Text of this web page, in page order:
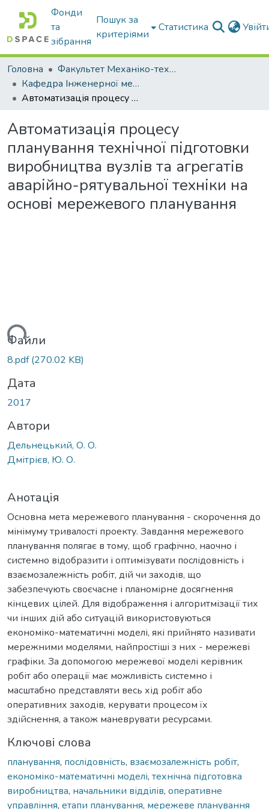
Фонди
та
зібрання
Пошук за
критеріями
Статистика
Головна
Факультет Механіко-технологічний
Кафедра Інженерної механіки та комп'ютерного проектування
Автоматизація процесу планування технічної підготовки виробництва вузлів та агрегатів аварійно-рятувальної техніки на основі мережевого планування
Автоматизація процесу
планування технічної підготовки
виробництва вузлів та агрегатів
аварійно-рятувальної техніки на
основі мережевого планування
Файли
8.pdf(270.02 KB)
Дата
2017
Автори
Дельнецький, О. О.
Дмітрієв, Ю. О.
Анотація
Основна мета мережевого планування - скорочення до
мінімуму тривалості проекту. Завдання мережевого
планування полягає в тому, щоб графічно, наочно і
системно відобразити і оптимізувати послідовність і
взаємозалежність робіт, дій чи заходів, що
забезпечують своєчасне і планомірне досягнення
кінцевих цілей. Для відображення і алгоритмізації тих
чи інших дій або ситуацій використовуються
економіко-математичні моделі, які прийнято називати
мережними моделями, найпростіші з них - мережеві
графіки. За допомогою мережевої моделі керівник
робіт або операції має можливість системно і
масштабно представляти весь хід робіт або
оперативних заходів, керувати процесом їх
здійснення, а також маневрувати ресурсами.
Ключові слова
планування, послідовність, взаємозалежність робіт,
економіко-математичні моделі, технічна підготовка
виробництва, начальники відділів, оперативне
управління, етапи планування, мережеве планування